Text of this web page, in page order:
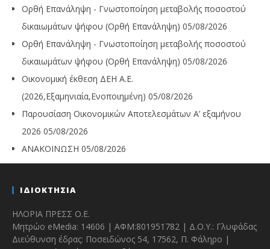
Ορθή Επανάληψη - Γνωστοποίηση μεταβολής ποσοστού
δικαιωμάτων ψήφου (Ορθή Επανάληψη) 05/08/2026
Ορθή Επανάληψη - Γνωστοποίηση μεταβολής ποσοστού
δικαιωμάτων ψήφου (Ορθή Επανάληψη) 05/08/2026
Οικονομική έκθεση ΔΕΗ Α.Ε.
(2026,Εξαμηνιαία,Ενοποιημένη) 05/08/2026
Παρουσίαση Οικονομικών Αποτελεσμάτων Α’ εξαμήνου
2026 05/08/2026
ΑΝΑΚΟΙΝΩΣΗ 05/08/2026
ΙΔΙΟΚΤΗΣΙΑ
ΗΛΟΡΙΑ ΠΡΕΣΣ Ο.Ε.
Μητρώο eMedia: 14606 | ΑΦΜ:801951782 | Δ.Ο.Υ.: Γλυφάδας
Διεύθυνση έδρας: Ποσειδώνος 54, 17562, Π. Φάληρο |